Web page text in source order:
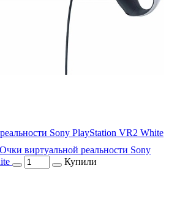
Sony PlayStation VR2 White
виртуальной реальности Sony
Купили